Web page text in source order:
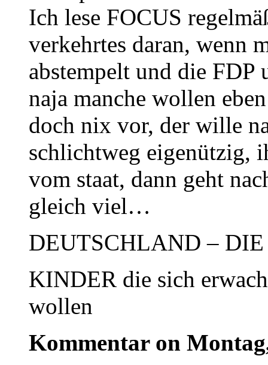
Ich lese FOCUS
verkehrtes daran, wenn
abstempelt und die
naja manche wollen
doch nix vor, der wille
schlichtweg eigenützig,
vom staat, dann geht
gleich viel…
DEUTSCHLAND –
KINDER die sich
wollen
Kommentar on